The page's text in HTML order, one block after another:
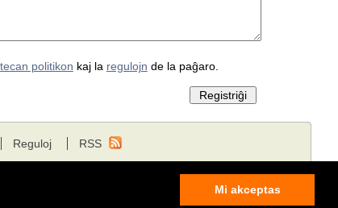
Mi akceptas
politikon kaj la regulojn de la paĝaro.
Reguloj RSS